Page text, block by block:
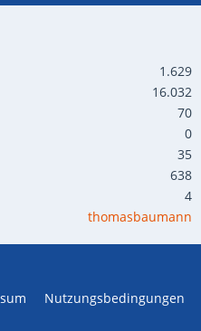
1.629
16.032
70
0
35
638
4
thomasbaumann
Nutzungsbedingungen